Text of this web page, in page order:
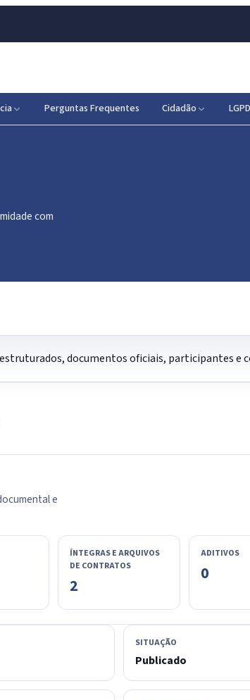
Perguntas Frequentes Cidadão LGPD
com
documentos oficiais, participantes
e
ÍNTEGRAS E ARQUIVOS
DE CONTRATOS
2
ADITIVOS
0
SITUAÇÃO
Publicado